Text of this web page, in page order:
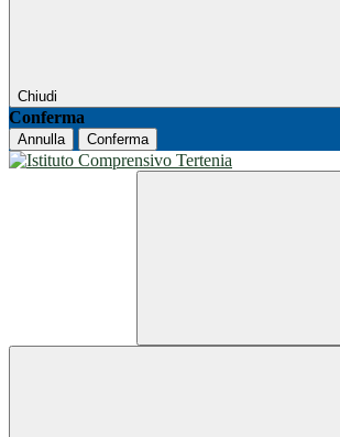
Chiudi
Conferma
Annulla Conferma